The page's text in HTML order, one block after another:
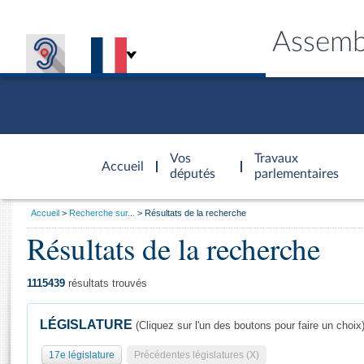
Accueil
d'accueil
Vos
députés
Travaux
parlementaires
Général
Vous
Accueil Recherche sur... Résultats de la recherche
Résultats de la recherche
1115439 résultats trouvés
LÉGISLATURE (Cliquez sur l'un des boutons pour faire un choix)
17e législature Précédentes législatures (X)